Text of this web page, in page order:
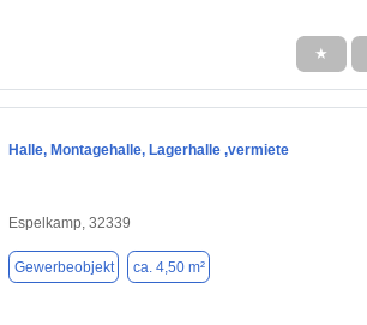
★
Halle, Montagehalle, Lagerhalle ,vermiete
Espelkamp, 32339
Gewerbeobjekt ca. 4,50 m²